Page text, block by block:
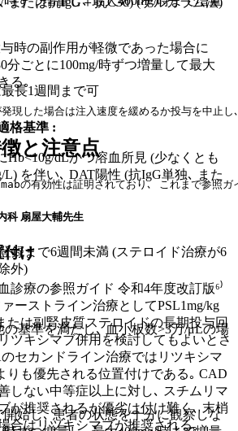
時の副作用が軽微であった場合に
分ごとに100mg/時ずつ増量して最大
る｡
た場合は注入速度を緩めるか投与を中止し､
と注意点
の有効性は証明されており､ これまで参照
科 扇屋大輔先生
付け
診療の参照ガイド 令和4年度改訂版⁶⁾
ーストライン治療としてPSL1mg/kg
たは副腎皮質ステロイドの長期投与回
ツキシマブ併用を検討してもよいとさ
セカンドライン治療ではリツキシマ
りも優先される位置付けである｡ CAD
しない中等症以上に対し､ スチムリマ
が推奨されるが優劣は付け難く､ 末梢
合はリツキシマブが推奨される｡
長1週間まで可
格基準 :
Hb<10g/dLかつ溶血所見 (少なくとも
L) を伴い､ DAT陽性 (抗IgG単独､ また
録まで6週間未満 (ステロイド治療が6
外)
の基準を満たし､ 血小板数>3万/μLの場
開始し､ 患者の状態を十分に観察しな